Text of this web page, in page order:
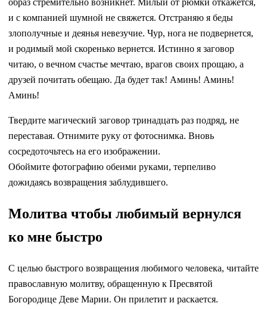
образ стремительно возникнет. Милый от рюмки откажется,
и с компанией шумной не свяжется. Отстраняю я беды
злополучные и деянья невезучие. Чур, нога не подвернется,
и родимый мой скоренько вернется. Истинно я заговор
читаю, о вечном счастье мечтаю, врагов своих прощаю, а
друзей почитать обещаю. Да будет так! Аминь! Аминь!
Аминь!
Твердите магический заговор тринадцать раз подряд, не
переставая. Отнимите руку от фотоснимка. Вновь
сосредоточьтесь на его изображении.
Обоймите фотографию обеими руками, терпеливо
дожидаясь возвращения заблудившего.
Молитва чтобы любимый вернулся
ко мне быстро
С целью быстрого возвращения любимого человека, читайте
православную молитву, обращенную к Пресвятой
Богородице Деве Марии. Он прилетит и раскается.